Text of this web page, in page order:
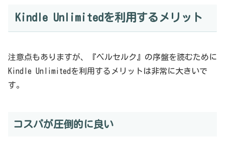
Kindle Unlimitedを利用するメリット
注意点もありますが、『ベルセルク』の序盤を読むために
Kindle Unlimitedを利用するメリットは非常に大きいで
す。
コスパが圧倒的に良い